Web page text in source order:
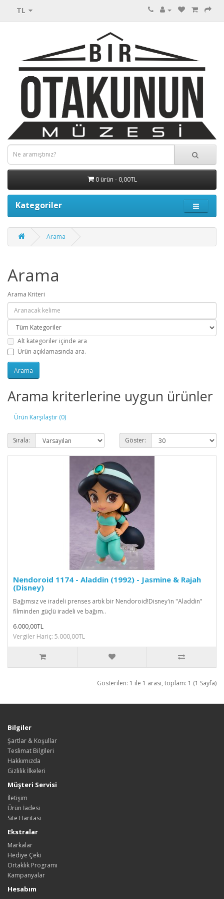
TL
0 ürün - 0,00TL
Kategoriler
Arama
Arama
Arama Kriteri
Alt kategoriler içinde ara
Ürün açıklamasında ara.
Arama kriterlerine uygun ürünler
Ürün Karşılaştır (0)
Sırala: Göster:
Nendoroid 1174 - Aladdin (1992) - Jasmine & Rajah
(Disney)
Bağımsız ve iradeli prenses artık bir Nendoroid!Disney'in "Aladdin"
filminden güçlü iradeli ve bağım..
6.000,00TL
Vergiler Hariç: 5.000,00TL
Gösterilen: 1 ile 1 arası, toplam: 1 (1 Sayfa)
Bilgiler
Şartlar & Koşullar
Teslimat Bilgileri
Hakkımızda
Gizlilik İlkeleri
Müşteri Servisi
İletişim
Ürün İadesi
Site Haritası
Ekstralar
Markalar
Hediye Çeki
Ortaklık Programı
Kampanyalar
Hesabım